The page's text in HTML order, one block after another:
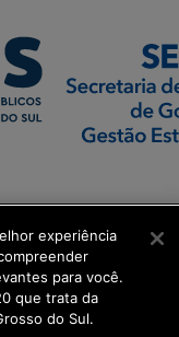
experiência
para você.
que trata da
do Sul.